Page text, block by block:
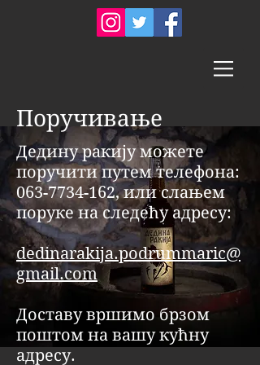
Поручивање
Дедину ракију можете
поручити путем телефона:
063-7734-162, или слањем
поруке на следећу адресу:
dedinarakija.podrummaric@
gmail.com
Доставу вршимо брзом
поштом на вашу кућну
адресу.